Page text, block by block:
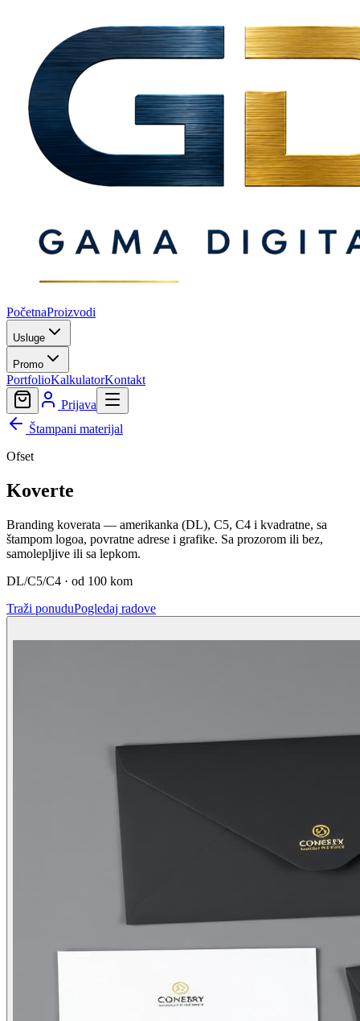
PočetnaProizvodi
Usluge
Promo
PortfolioKalkulatorKontakt
Prijava
Štampani materijal
Ofset
Koverte
Branding koverata — amerikanka (DL), C5, C4 i kvadratne, sa
štampom logoa, povratne adrese i grafike. Sa prozorom ili bez,
samolepljive ili sa lepkom.
DL/C5/C4 · od 100 kom
Traži ponuduPogledaj radove